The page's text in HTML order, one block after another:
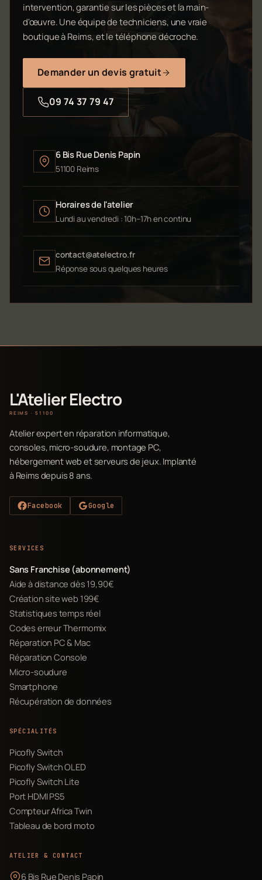
intervention, garantie sur les pièces et la main-
d'œuvre. Une équipe de techniciens, une vraie
boutique à Reims, et le téléphone décroche.
Demander un devis gratuit
09 74 37 79 47
6 Bis Rue Denis Papin
51100 Reims
Horaires de l'atelier
Lundi au vendredi : 10h–17h en continu
contact@atelectro.fr
Réponse sous quelques heures
L'Atelier Electro
REIMS · 51100
Atelier expert en réparation informatique,
consoles, micro-soudure, montage PC,
hébergement web et serveurs de jeux. Implanté
à Reims depuis 8 ans.
Facebook Google
SERVICES
Sans Franchise (abonnement)
Aide à distance dès 19,90€
Création site web 199€
Statistiques temps réel
Codes erreur Thermomix
Réparation PC & Mac
Réparation Console
Micro-soudure
Smartphone
Récupération de données
SPÉCIALITÉS
Picofly Switch
Picofly Switch OLED
Picofly Switch Lite
Port HDMI PS5
Compteur Africa Twin
Tableau de bord moto
ATELIER & CONTACT
6 Bis Rue Denis Papin